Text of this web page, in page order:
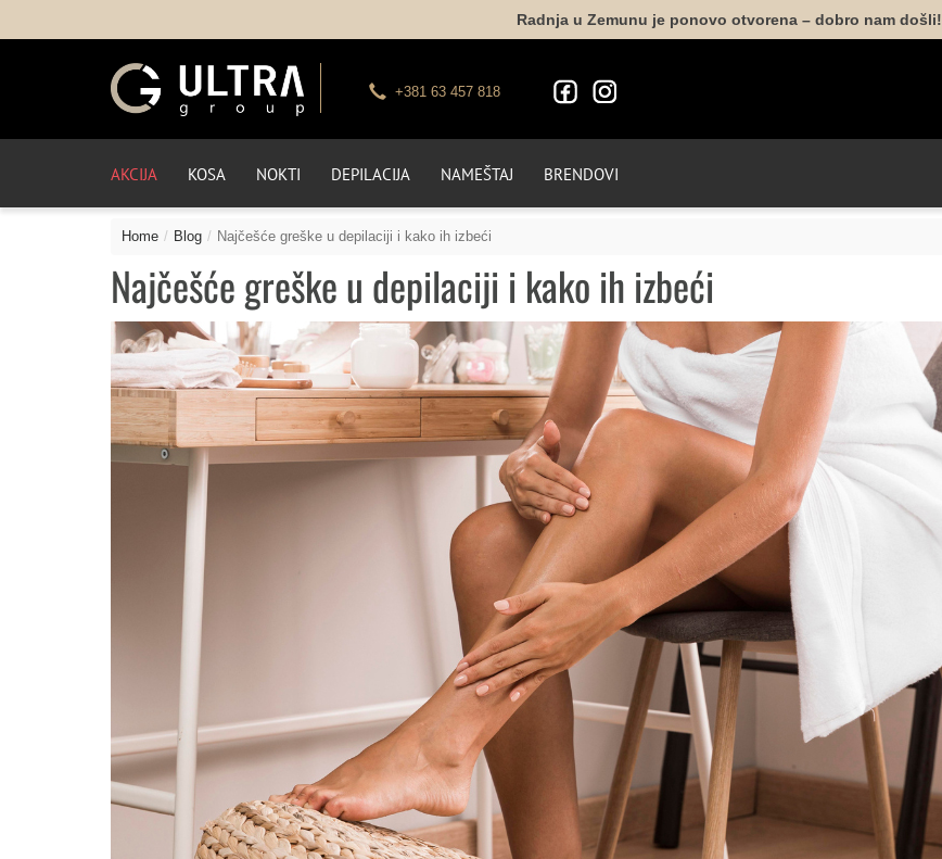
Radnja u Zemunu je ponovo otvorena – dobro nam došli!
+381 63 457 818
AKCIJA KOSA NOKTI DEPILACIJA NAMEŠTAJ BRENDOVI
Home Blog Najčešće greške u depilaciji i kako ih izbeći
Najčešće greške u depilaciji i kako ih izbeći